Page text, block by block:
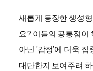
새롭게 등장한 생성
요? 이들의 공통점이
아닌 ‘감정’에 더욱
대단한지 보여주려